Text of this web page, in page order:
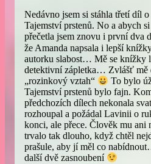
Nedávno jsem si stáhla třetí díl
Tajemství prstenů. No a abych
přečetla jsem znovu i první dva
že Amanda napsala i lepší
autorku slabost… Mě se knížky
detektivní zápletka… Zvlášť mě
„rozinkový vztah“
To bylo
Tajemství prstenů bylo fajn.
předchozích dílech nekonala
rozhoupal a požádal Lavinii o
konci, ale přece. Člověk mu ani
trvalo tak dlouho, když chtěl
prašule, aby jí měl co
další dvě zasnoubení